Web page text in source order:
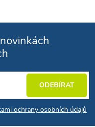
ochrany osobních údajů
ODEBÍRAT